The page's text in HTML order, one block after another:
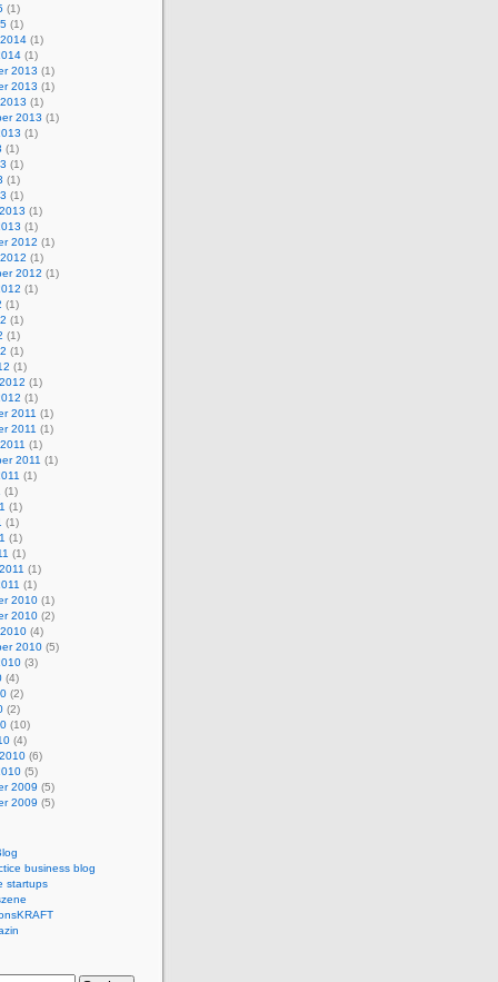
(1)
(1)
(1)
(1)
2013 (1)
2013 (1)
(1)
2013 (1)
(1)
(1)
(1)
(1)
(1)
(1)
(1)
2012 (1)
(1)
2012 (1)
(1)
(1)
(1)
(1)
(1)
(1)
(1)
(1)
2011 (1)
2011 (1)
(1)
2011 (1)
(1)
(1)
(1)
(1)
(1)
(1)
(1)
(1)
2010 (1)
2010 (2)
(4)
2010 (5)
(3)
(4)
(2)
(2)
(10)
(4)
(6)
(5)
2009 (5)
2009 (5)
business blog
startups